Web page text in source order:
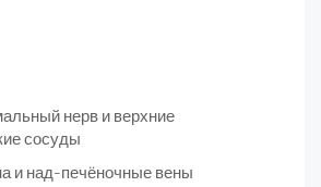
нерв и верхние
сосуды
и над-печёночные вены